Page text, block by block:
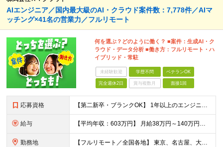
AIエンジニア／国内最大級のAI・クラウド案件数：7,778件／AIマ
ッチング×41名の営業力／フルリモート
何を選ぶ？どのように働く？ ■案件：生成AI・ク
ラウド・データ分析 ■働き方：フルリモート・ハ
イブリッド・常駐
未経験歓迎 学歴不問 ベテランOK
完全週休2日 賞与複数月 面接1回
応募資格 【第二新卒・ブランクOK】 1年以上のエンジニア経験がある方(開発・インフラ・工程・言語一切不問） 文理・学歴不問 【三上さんの事例】 転職前 AWS案件を希望していましたが、資格や評価軸が不明確で
給与 【平均年収：603万円】 月給38万円～140万円＋諸手当（経験者） 【平均年収603万円】 ※案件の契約内容や昇給額などはすべて開示します。 ※経験や能力を考慮し決定します。 ※月給には固定残業
勤務地 【フルリモート／全国各地】 東京、名古屋、大阪、福岡を中心とした全国のプロジェクトにアサイン。 ※プロジェクトは完全選択制です。 ※フルリモート、ハイブリッド型、常駐案件から自由に選択可能です。 ※転